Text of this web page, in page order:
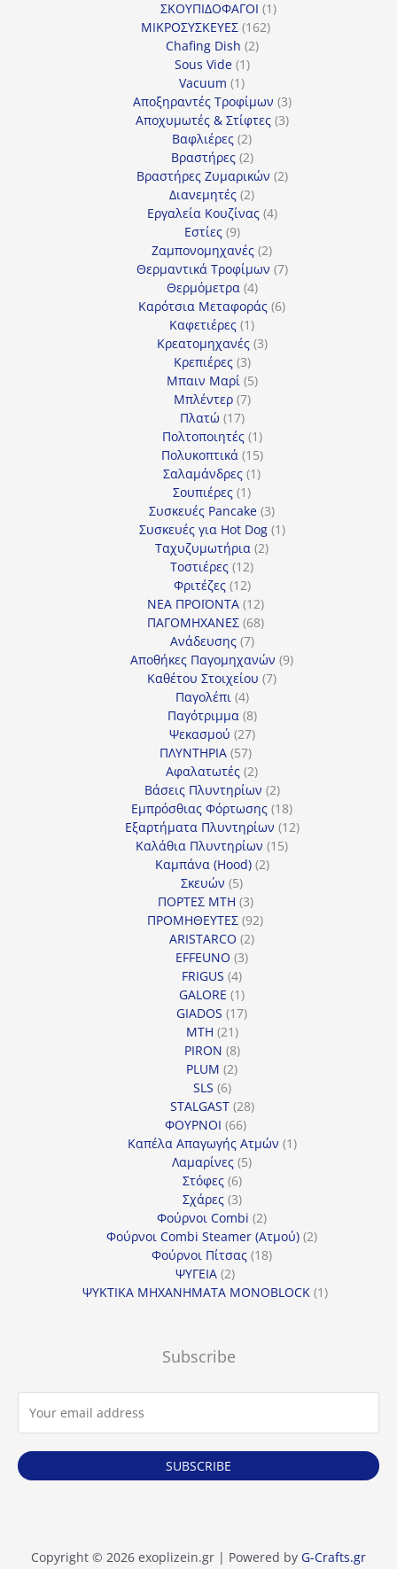
ΣΚΟΥΠΙΔΟΦΑΓΟΙ 11
ΜΙΚΡΟΣΥΣΚΕΥΕΣ 162162
Chafing Dish 22
Sous Vide 11
Vacuum 11
προϊόν
Αποξηραντές Τροφίμων 33
προϊόντα
Αποχυμωτές & Στίφτες 33
Βαφλιέρες 22
προϊόντα
Βραστήρες 22
προϊόντα
Βραστήρες Ζυμαρικών 22
Διανεμητές 22
προϊόντα
Εργαλεία Κουζίνας 44
Εστίες 99
προϊόντα
Ζαμπονομηχανές 22
προϊόντα
Θερμαντικά Τροφίμων 77
Θερμόμετρα 44
προϊόντα
Καρότσια Μεταφοράς 66
Καφετιέρες 11
προϊόν
Κρεατομηχανές 33
Κρεπιέρες 33
προϊόντα
Μπαιν Μαρί 55
Μπλέντερ 77
Πλατώ 1717
προϊόντα
Πολτοποιητές 11
προϊόν
Πολυκοπτικά 1515
προϊόντα
Σαλαμάνδρες 11
Σουπιέρες 11
προϊόν
Συσκευές Pancake 33
προϊόντα
Συσκευές για Hot Dog 11
Ταχυζυμωτήρια 22
Τοστιέρες 1212
προϊόντα
Φριτέζες 1212
προϊόντα
ΝΕΑ ΠΡΟΪΟΝΤΑ 1212
προϊόντα
ΠΑΓΟΜΗΧΑΝΕΣ 6868
Ανάδευσης 77
προϊόντα
Αποθήκες Παγομηχανών 99
Καθέτου Στοιχείου 77
Παγολέπι 44
προϊόντα
Παγότριμμα 88
προϊόντα
Ψεκασμού 2727
προϊόντα
ΠΛΥΝΤΗΡΙΑ 5757
προϊόντα
Αφαλατωτές 22
προϊόντα
Βάσεις Πλυντηρίων 22
προϊόντα
Εμπρόσθιας Φόρτωσης 1818
προϊόντα
Εξαρτήματα Πλυντηρίων 1212
Καλάθια Πλυντηρίων 1515
Καμπάνα (Hood) 22
Σκευών 55
προϊόντα
ΠΟΡΤΕΣ MTH 33
προϊόντα
ΠΡΟΜΗΘΕΥΤΕΣ 9292
ARISTARCO 22
EFFEUNO 33
FRIGUS 44
προϊόντα
GALORE 11
προϊόν
GIADOS 1717
MTH 2121
προϊόντα
PIRON 88
προϊόντα
PLUM 22
SLS 66
προϊόντα
STALGAST 2828
ΦΟΥΡΝΟΙ 6666
προϊόντα
Καπέλα Απαγωγής Ατμών 11
Λαμαρίνες 55
Στόφες 66
προϊόντα
Σχάρες 33
προϊόντα
Φούρνοι Combi 22
προϊόντα
Φούρνοι Combi Steamer (Ατμού) 22
Φούρνοι Πίτσας 1818
ΨΥΓΕΙΑ 22
προϊόντα
ΨΥΚΤΙΚΑ ΜΗΧΑΝΗΜΑΤΑ MONOBLOCK 11
Subscribe
SUBSCRIBE
Copyright © 2026 exoplizein.gr | Powered by G-Crafts.gr